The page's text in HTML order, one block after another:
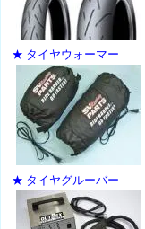
★ タイヤウォーマー
★ タイヤグルーバー